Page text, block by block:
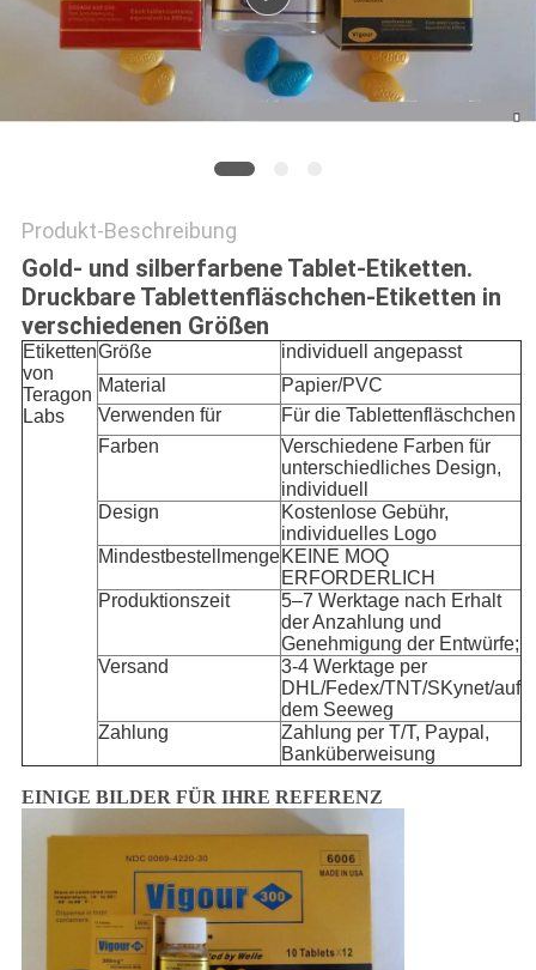
Produkt-Beschreibung
Gold- und silberfarbene Tablet-Etiketten.
Druckbare Tablettenfläschchen-Etiketten in
verschiedenen Größen
Etiketten
von
Teragon
Labs
Größe
individuell angepasst
Material
Papier/PVC
Verwenden für
Für die Tablettenfläschchen
Farben
Verschiedene Farben für
unterschiedliches Design,
individuell
Design
Kostenlose Gebühr,
individuelles Logo
MindestbestellmengeKEINE MOQ
ERFORDERLICH
Produktionszeit
5–7 Werktage nach Erhalt
der Anzahlung und
Genehmigung der Entwürfe;
Versand
3-4 Werktage per
DHL/Fedex/TNT/SKynet/auf
dem Seeweg
Zahlung
Zahlung per T/T, Paypal,
Banküberweisung
EINIGE BILDER FÜR IHRE REFERENZ